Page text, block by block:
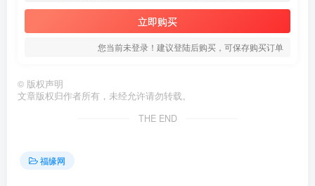
立即购买
您当前未登录！建议登陆后购买，可保存购买订单
© 版权声明
文章版权归作者所有，未经允许请勿转载。
THE END
福缘网